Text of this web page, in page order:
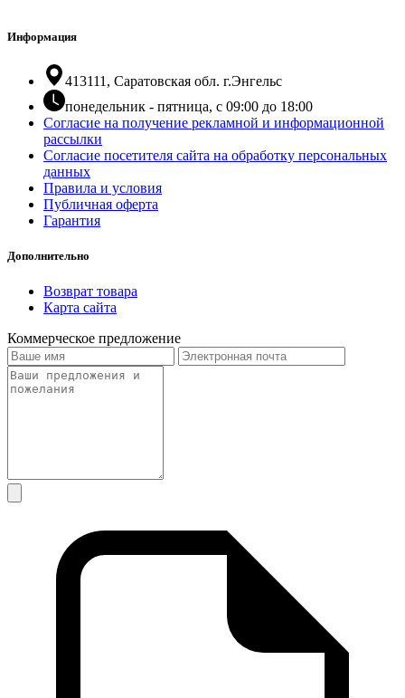
Информация
413111, Саратовская обл. г.Энгельс
понедельник - пятница, с 09:00 до 18:00
Согласие на получение рекламной и информационной
рассылки
Согласие посетителя сайта на обработку персональных
данных
Правила и условия
Публичная оферта
Гарантия
Дополнительно
Возврат товара
Карта сайта
Коммерческое предложение